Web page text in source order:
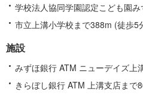
学校法人協同学園認定こども園
市立上溝小学校まで388m (徒歩5
施設
みずほ銀行 ATM ニューデイズ上
きらぼし銀行 ATM 上溝支店まで